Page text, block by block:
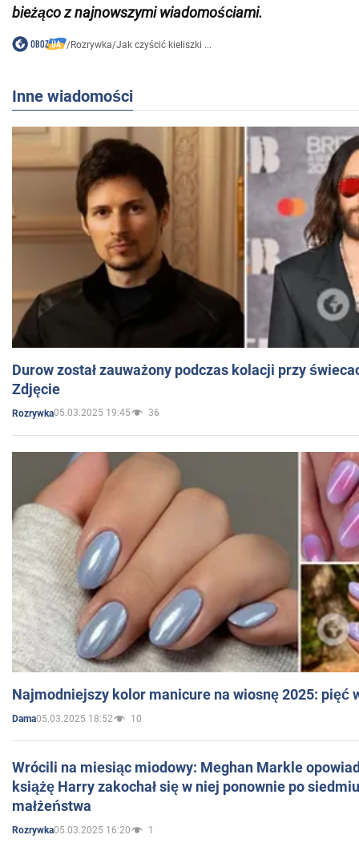
bieżąco z najnowszymi wiadomościami.
/Rozrywka/Jak czyścić kieliszki ...
Inne wiadomości
Durow został zauważony podczas kolacji przy
Zdjęcie
Rozrywka05.03.2025 19:45 36
Najmodniejszy kolor manicure na wiosnę 2025: pięć
Dama05.03.2025 18:52 10
Wrócili na miesiąc miodowy: Meghan Markle
książę Harry zakochał się w niej ponownie po
małżeństwa
Rozrywka05.03.2025 16:20 1